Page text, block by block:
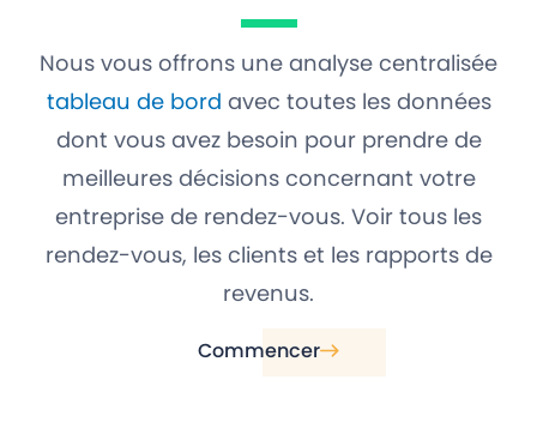
Nous vous offrons une analyse centralisée
tableau de bord avec toutes les données
dont vous avez besoin pour prendre de
meilleures décisions concernant votre
entreprise de rendez-vous. Voir tous les
rendez-vous, les clients et les rapports de
revenus.
Commencer